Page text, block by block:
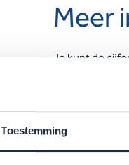
Toestemming
Meer
Je kunt de
Bekijk de